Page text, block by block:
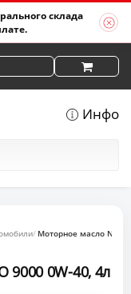
склада
Инфо
Моторное масло
9000 0W-40, 4л